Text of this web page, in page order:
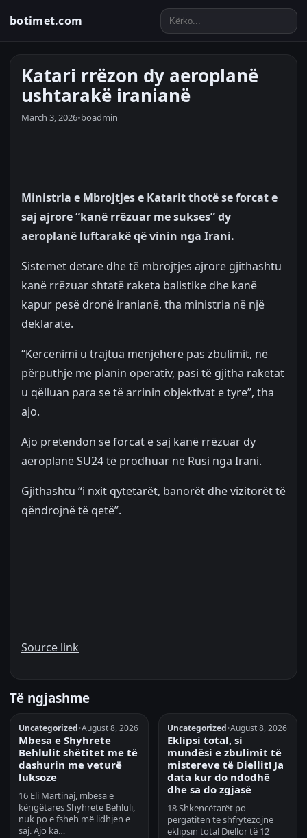
botimet.com
Katari rrëzon dy aeroplanë
ushtarakë iranianë
March 3, 2026•boadmin
Ministria e Mbrojtjes e Katarit thotë se forcat e
saj ajrore “kanë rrëzuar me sukses” dy
aeroplanë luftarakë që vinin nga Irani.
Sistemet detare dhe të mbrojtjes ajrore gjithashtu
kanë rrëzuar shtatë raketa balistike dhe kanë
kapur pesë dronë iranianë, tha ministria në një
deklaratë.
“Kërcënimi u trajtua menjëherë pas zbulimit, në
përputhje me planin operativ, pasi të gjitha raketat
u qëlluan para se të arrinin objektivat e tyre”, tha
ajo.
Ajo pretendon se forcat e saj kanë rrëzuar dy
aeroplanë SU24 të prodhuar në Rusi nga Irani.
Gjithashtu “i nxit qytetarët, banorët dhe vizitorët të
qëndrojnë të qetë”.
Source link
Të ngjashme
Uncategorized•August 8, 2026
Mbesa e Shyhrete
Behlulit shëtitet me të
dashurin me veturë
luksoze
16 Eli Martinaj, mbesa e
këngëtares Shyhrete Behluli,
nuk po e fsheh më lidhjen e
saj. Ajo ka…
Uncategorized•August 8, 2026
Eklipsi total, si
mundësi e zbulimit të
mistereve të Diellit! Ja
data kur do ndodhë
dhe sa do zgjasë
18 Shkencëtarët po
përgatiten të shfrytëzojnë
eklipsin total Diellor të 12